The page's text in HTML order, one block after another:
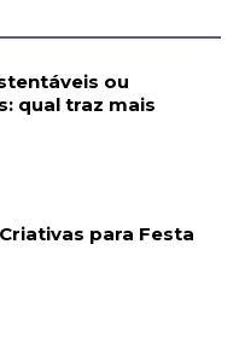
ou
qual traz mais
para Festa